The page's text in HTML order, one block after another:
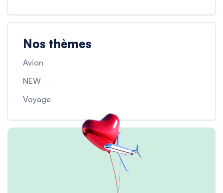
Nos thèmes
Avion
NEW
Voyage